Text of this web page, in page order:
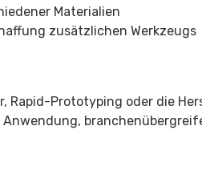
Materialien
zusätzlichen Werkzeugs
Rapid-Prototyping oder die